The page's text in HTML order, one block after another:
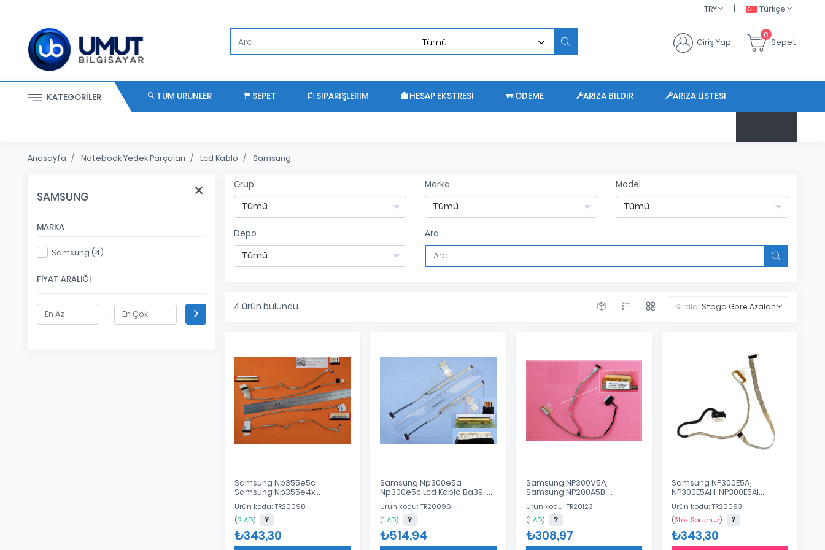
Türkçe
|
TRY
Giriş Yap
0
Sepet
KATEGORILER TÜM ÜRÜNLER SEPET SIPARIŞLERIM HESAP EKSTRESI ÖDEME ARIZA BILDIR ARIZA LISTESI
Anasayfa Notebook Yedek Parçaları Lcd Kablo Samsung
SAMSUNG
MARKA
Samsung (4)
FIYAT ARALIĞI
-
Grup Marka Model
Depo Ara
4 ürün bulundu. Sırala: Stoğa Göre Azalan
Samsung Np355e5c
Samsung Np355e4x
Samsung Np350e5c
Samsung Np365e5c Lcd
Kablo Dc02001K800
Ürün kodu: TR20098
(2 AD)
₺343,30
Samsung Np300e5a
Np300e5c Lcd Kablo Ba39-
01228B
Ürün kodu: TR20096
(1 AD)
₺514,94
Samsung NP300V5A,
Samsung NP200A5B,
Samsung NP300E5A,
Samsung NP305E4A,
Samsung NP300V5A-A05
Notebook Lcd Kablo BA39-
01134A
Ürün kodu: TR20123
(1 AD)
₺308,97
Samsung NP300E5A,
NP300E5AH, NP300E5AI
Notebook Lcd Cable / Ver.1
Ürün kodu: TR20093
(Stok Sorunuz)
₺343,30